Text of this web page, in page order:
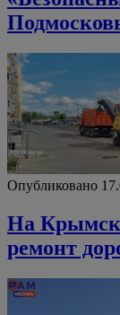
Опубликовано
На
ремонт